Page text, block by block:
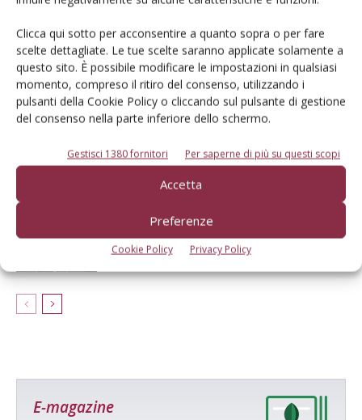
Clicca qui sotto per acconsentire a quanto sopra o per fare
scelte dettagliate. Le tue scelte saranno applicate solamente a
questo sito. È possibile modificare le impostazioni in qualsiasi
momento, compreso il ritiro del consenso, utilizzando i
pulsanti della Cookie Policy o cliccando sul pulsante di gestione
del consenso nella parte inferiore dello schermo.
Gestisci 1380 fornitori Per saperne di più su questi scopi
Accetta
Preferenze
Cookie Policy Privacy Policy
Articoli correlati
Mercati all’ingrosso strategici contro il
calo dei consumi di ortofrutta
Pesche e nettarine di Romagna Igp:
strategico il localismo
Mercati all’ingrosso: ok, il prezzo è
giusto
E-magazine